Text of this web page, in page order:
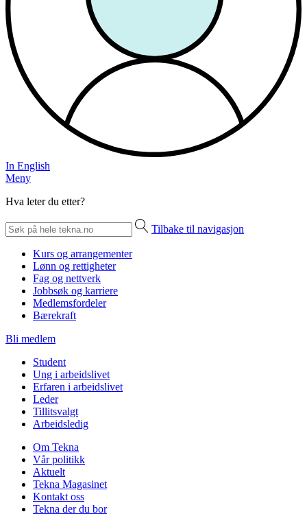
In English
Meny
Hva leter du etter?
Tilbake til navigasjon
Kurs og arrangementer
Lønn og rettigheter
Fag og nettverk
Jobbsøk og karriere
Medlemsfordeler
Bærekraft
Bli medlem
Student
Ung i arbeidslivet
Erfaren i arbeidslivet
Leder
Tillitsvalgt
Arbeidsledig
Om Tekna
Vår politikk
Aktuelt
Tekna Magasinet
Kontakt oss
Tekna der du bor